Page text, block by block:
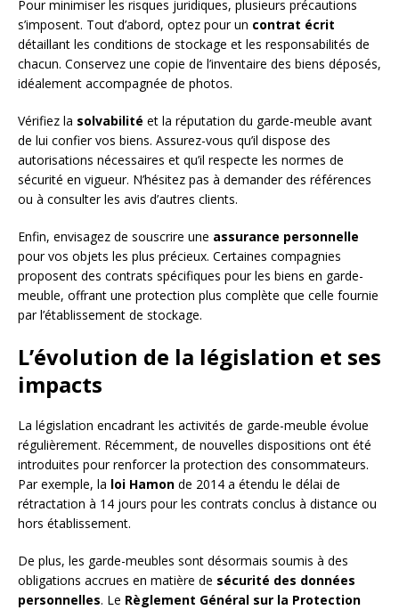
Pour minimiser les risques juridiques, plusieurs précautions
s’imposent. Tout d’abord, optez pour un contrat écrit
détaillant les conditions de stockage et les responsabilités de
chacun. Conservez une copie de l’inventaire des biens déposés,
idéalement accompagnée de photos.
Vérifiez la solvabilité et la réputation du garde-meuble avant
de lui confier vos biens. Assurez-vous qu’il dispose des
autorisations nécessaires et qu’il respecte les normes de
sécurité en vigueur. N’hésitez pas à demander des références
ou à consulter les avis d’autres clients.
Enfin, envisagez de souscrire une assurance personnelle
pour vos objets les plus précieux. Certaines compagnies
proposent des contrats spécifiques pour les biens en garde-
meuble, offrant une protection plus complète que celle fournie
par l’établissement de stockage.
L’évolution de la législation et ses
impacts
La législation encadrant les activités de garde-meuble évolue
régulièrement. Récemment, de nouvelles dispositions ont été
introduites pour renforcer la protection des consommateurs.
Par exemple, la loi Hamon de 2014 a étendu le délai de
rétractation à 14 jours pour les contrats conclus à distance ou
hors établissement.
De plus, les garde-meubles sont désormais soumis à des
obligations accrues en matière de sécurité des données
personnelles. Le Règlement Général sur la Protection